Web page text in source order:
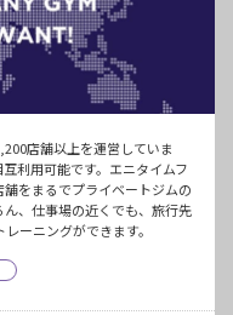
店舗以上を運営していま
利用可能です。エニタイムフ
をまるでプライベートジムの
、仕事場の近くでも、旅行先
ーニングができます。